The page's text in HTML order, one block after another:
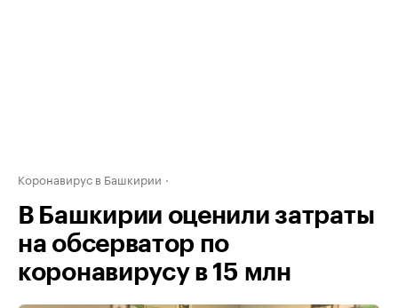
Коронавирус в Башкирии
В Башкирии оценили затраты
на обсерватор по
коронавирусу в 15 млн